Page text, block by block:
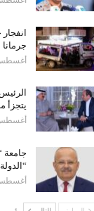
أغسطس 6,
يتجزأ
أغسطس 6,
جامعة
أغسطس 6,